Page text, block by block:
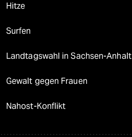
Hitze
Surfen
Landtagswahl in Sachsen-Anhalt
Gewalt gegen Frauen
Nahost-Konflikt